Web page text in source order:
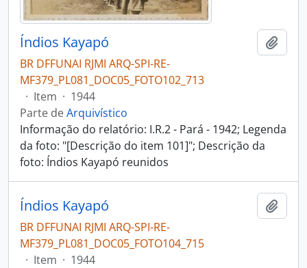
Índios Kayapó
BR DFFUNAI RJMI ARQ-SPI-RE-
MF379_PL081_DOC05_FOTO102_713
· Item · 1944
Parte deArquivístico
Informação do relatório: I.R.2 - Pará - 1942; Legenda
da foto: "[Descrição do item 101]"; Descrição da
foto: Índios Kayapó reunidos
Índios Kayapó
BR DFFUNAI RJMI ARQ-SPI-RE-
MF379_PL081_DOC05_FOTO104_715
· Item · 1944